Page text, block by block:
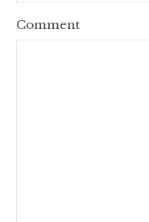
Comment